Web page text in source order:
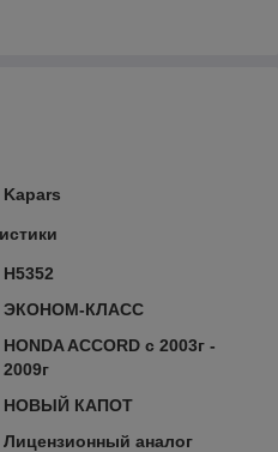
Kapars
H5352
ЭКОНОМ-КЛАСС
HONDA ACCORD с 2003г -
2009г
НОВЫЙ КАПОТ
Лицензионный аналог